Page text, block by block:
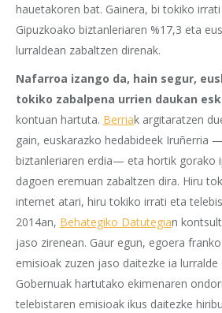
hauetakoren bat. Gainera, bi tokiko
Gipuzkoako biztanleriaren %17,3 eta
lurraldean zabaltzen direnak.
Nafarroa izango da, hain segur,
tokiko zabalpena urrien daukan
kontuan hartuta. Berriak argitaratzen
gain, euskarazko hedabideek Iruñerria
biztanleriaren erdia— eta hortik gorako
dagoen eremuan zabaltzen dira. Hiru
internet atari, hiru tokiko irrati eta
2014an, Behategiko Datutegian
jaso zirenean. Gaur egun, egoera
emisioak zuzen jaso daitezke ia
Gobernuak hartutako ekimenaren
telebistaren emisioak ikus daitezke